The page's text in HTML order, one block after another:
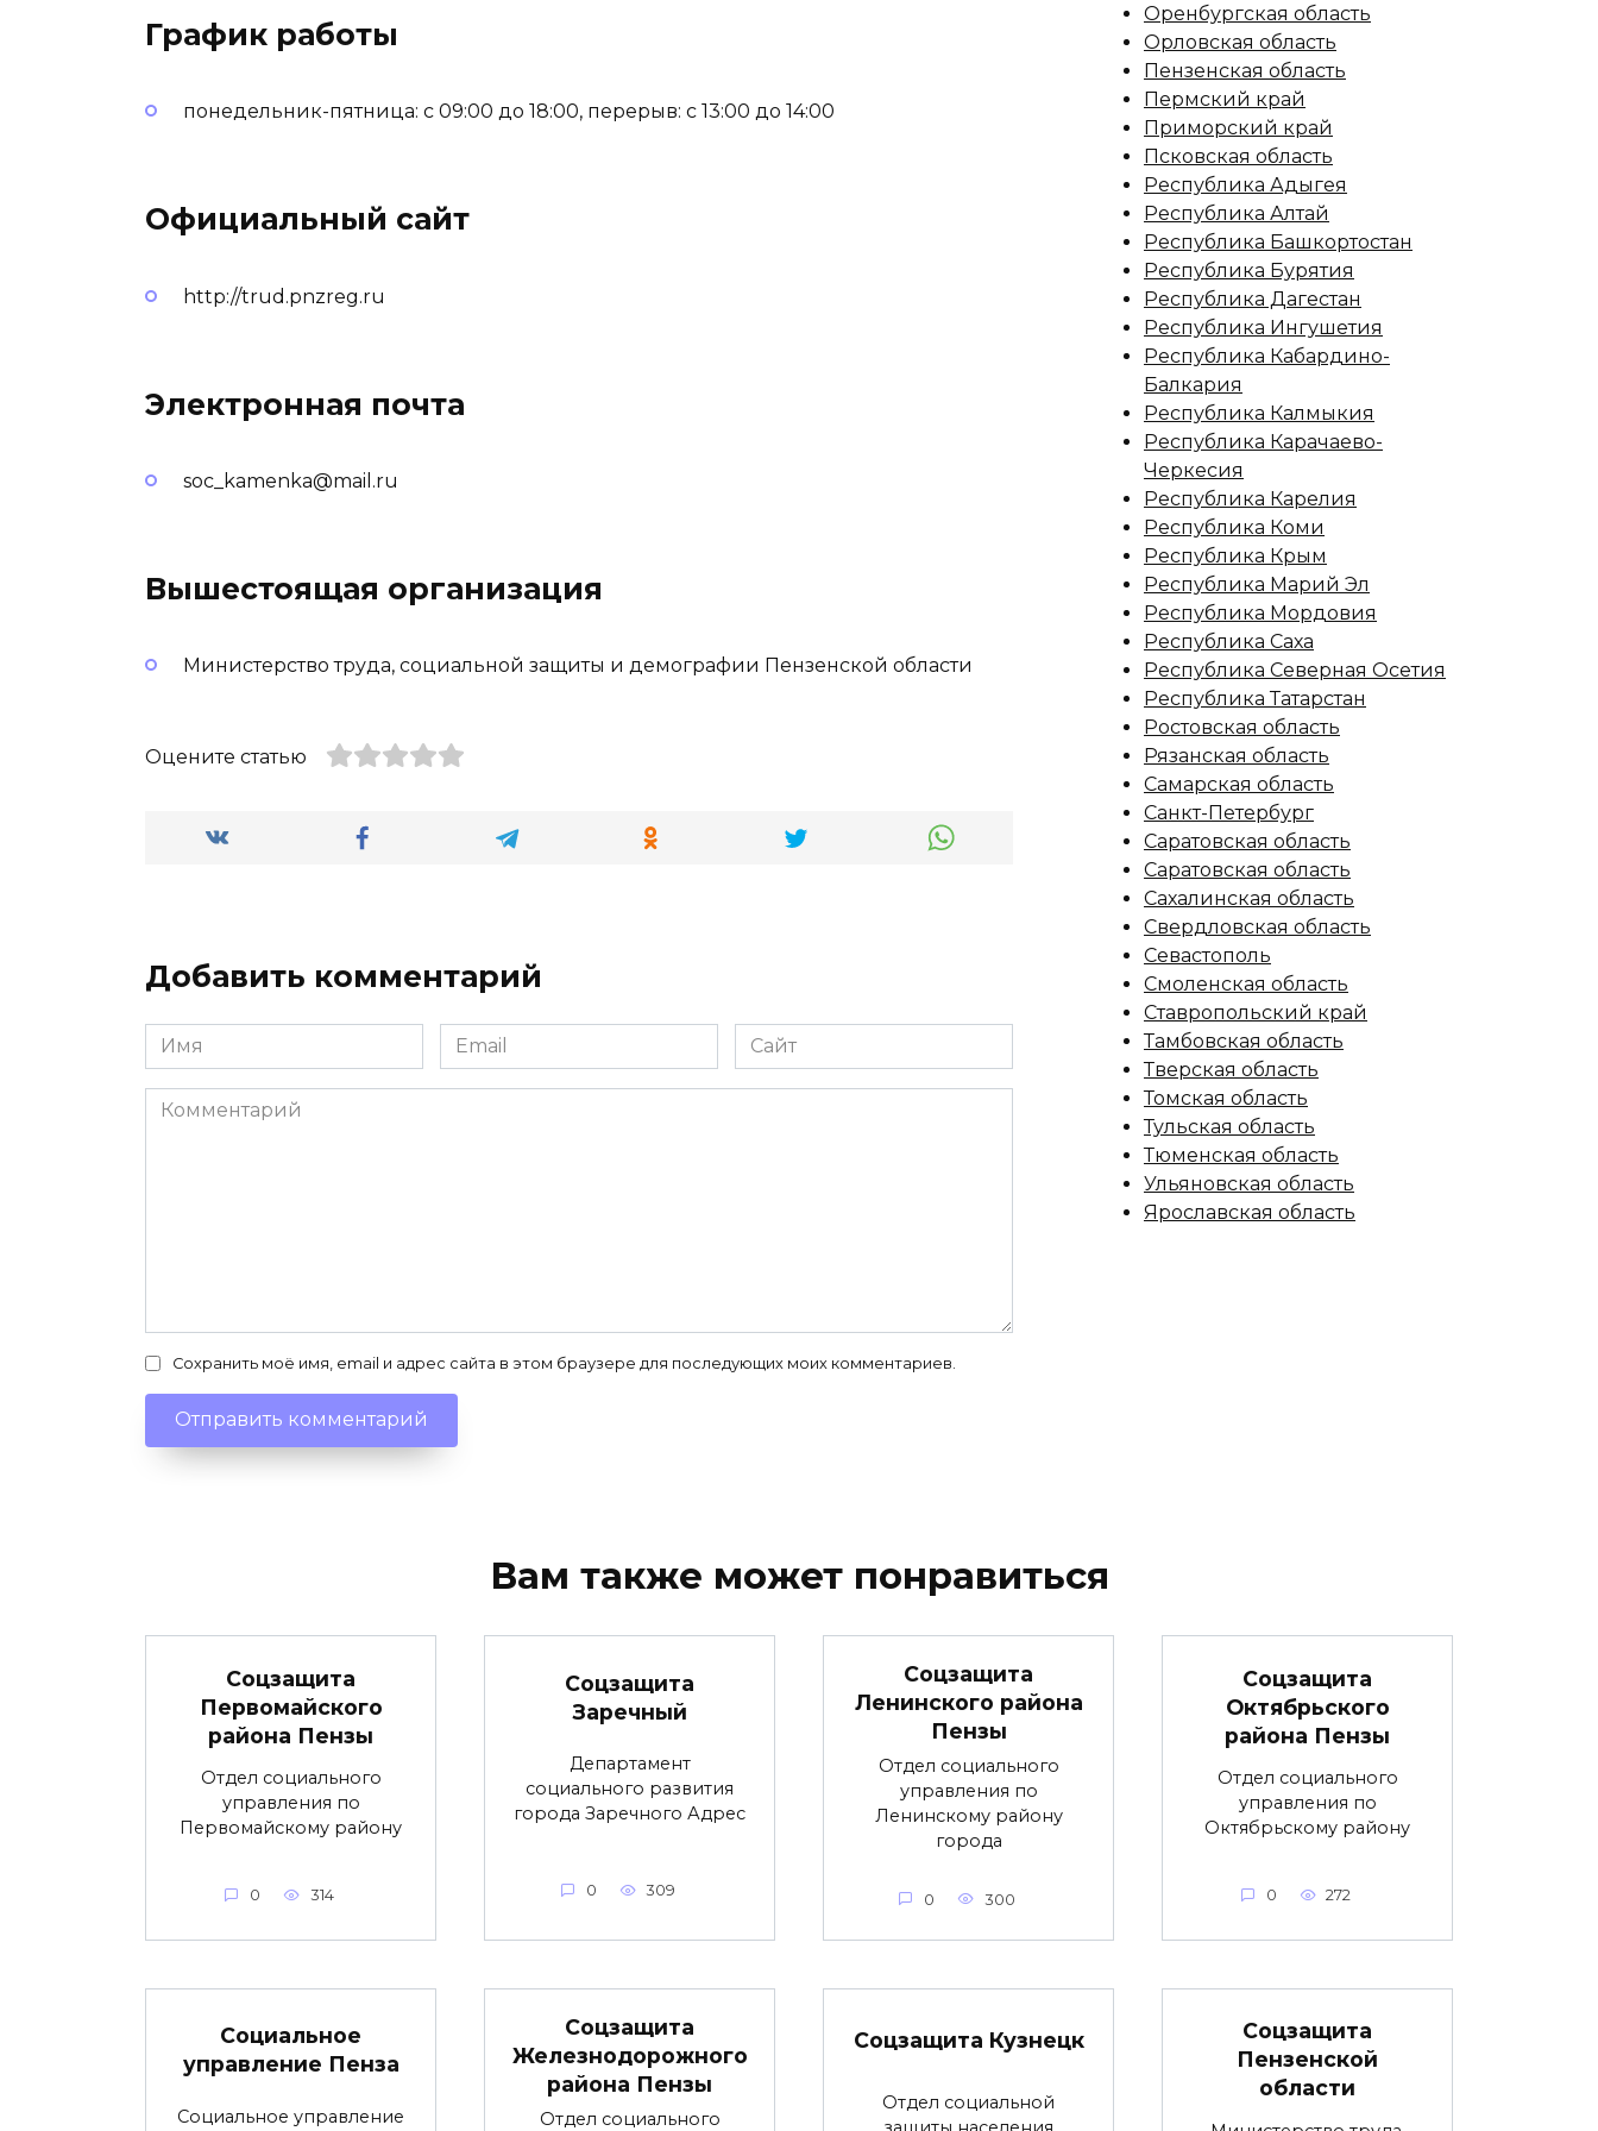
График работы
понедельник-пятница: с 09:00 до 18:00, перерыв: с 13:00 до 14:00
Официальный сайт
http://trud.pnzreg.ru
Электронная почта
soc_kamenka@mail.ru
Вышестоящая организация
Министерство труда, социальной защиты и демографии Пензенской области
Оцените статью
Добавить комментарий
Имя
*
Email
*
Сайт
Комментарий
Сохранить моё имя, email и адрес сайта в этом браузере для последующих моих комментариев.
Оренбургская область
Орловская область
Пензенская область
Пермский край
Приморский край
Псковская область
Республика Адыгея
Республика Алтай
Республика Башкортостан
Республика Бурятия
Республика Дагестан
Республика Ингушетия
Республика Кабардино-
Балкария
Республика Калмыкия
Республика Карачаево-
Черкесия
Республика Карелия
Республика Коми
Республика Крым
Республика Марий Эл
Республика Мордовия
Республика Саха
Республика Северная Осетия
Республика Татарстан
Ростовская область
Рязанская область
Самарская область
Санкт-Петербург
Саратовская область
Саратовская область
Сахалинская область
Свердловская область
Севастополь
Смоленская область
Ставропольский край
Тамбовская область
Тверская область
Томская область
Тульская область
Тюменская область
Ульяновская область
Ярославская область
Вам также может понравиться
Соцзащита
Первомайского
района Пензы
Отдел социального
управления по
Первомайскому району
0 314
Соцзащита
Заречный
Департамент
социального развития
города Заречного Адрес
0 309
Соцзащита
Ленинского района
Пензы
Отдел социального
управления по
Ленинскому району
города
0 300
Соцзащита
Октябрьского
района Пензы
Отдел социального
управления по
Октябрьскому району
0 272
Социальное
управление Пенза
Социальное управление
Соцзащита
Железнодорожного
района Пензы
Отдел социального
Соцзащита Кузнецк
Отдел социальной
Соцзащита
Пензенской
области